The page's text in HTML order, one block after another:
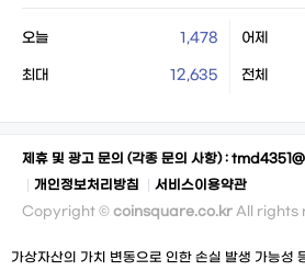
오늘 1,478 어제
최대 12,635 전체
제휴 및 광고 문의 (각종 문의 사항) :
개인정보처리방침
서비스이용약관
Copyright © coinsquare.co.kr All rights
가상자산의 가치 변동으로 인한 손실 발생 가능성